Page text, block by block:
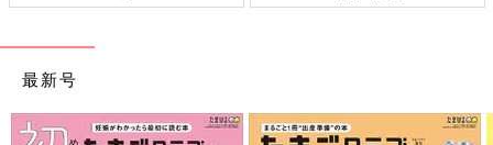
最新号